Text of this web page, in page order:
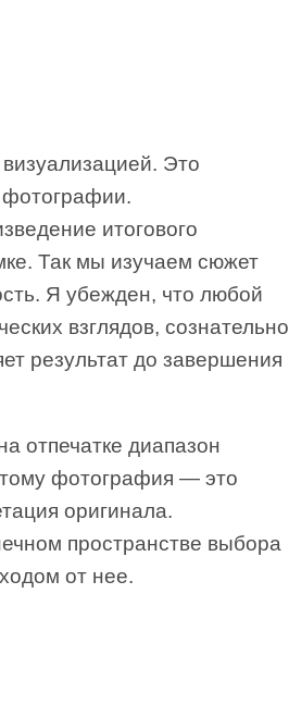
Это
фотографии.
итогового
Так мы изучаем сюжет
Я убежден, что любой
взглядов, сознательно
результат до завершения
отпечатке диапазон
фотография — это
оригинала.
пространстве выбора
от нее.